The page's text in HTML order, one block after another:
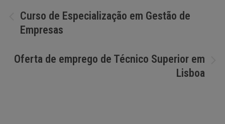
Navegação
de
artigos
Curso de Especialização em Gestão de
Empresas
Oferta de emprego de Técnico Superior em
Lisboa